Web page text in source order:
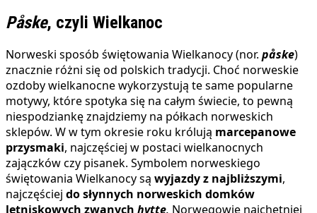
Påske, czyli Wielkanoc
Norweski sposób świętowania Wielkanocy (nor. påske)
znacznie różni się od polskich tradycji. Choć norweskie
ozdoby wielkanocne wykorzystują te same popularne
motywy, które spotyka się na całym świecie, to pewną
niespodziankę znajdziemy na półkach norweskich
sklepów. W w tym okresie roku królują marcepanowe
przysmaki, najczęściej w postaci wielkanocnych
zajączków czy pisanek. Symbolem norweskiego
świętowania Wielkanocy są wyjazdy z najbliższymi,
najczęściej do słynnych norweskich domków
letniskowych zwanych hytte. Norwegowie najchętniej